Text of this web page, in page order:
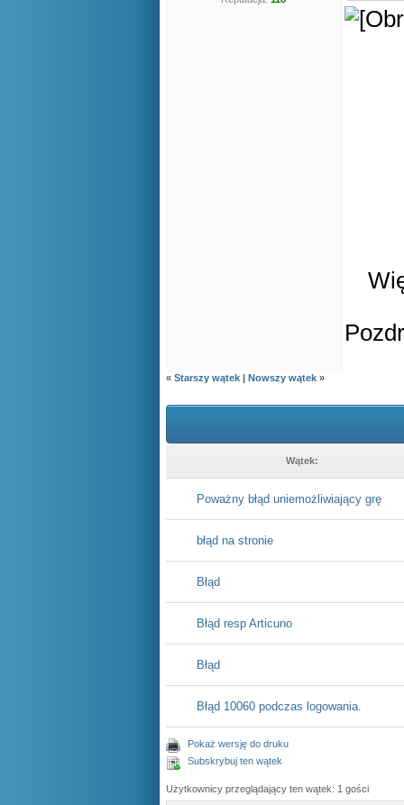
« Starszy wątek | Nowszy wątek »
Wątek:
Poważny błąd uniemożliwiający grę
błąd na stronie
Błąd
Błąd resp Articuno
Błąd
Błąd 10060 podczas logowania.
Pokaż wersję do druku
Subskrybuj ten wątek
Użytkownicy przeglądający ten wątek: 1 gości